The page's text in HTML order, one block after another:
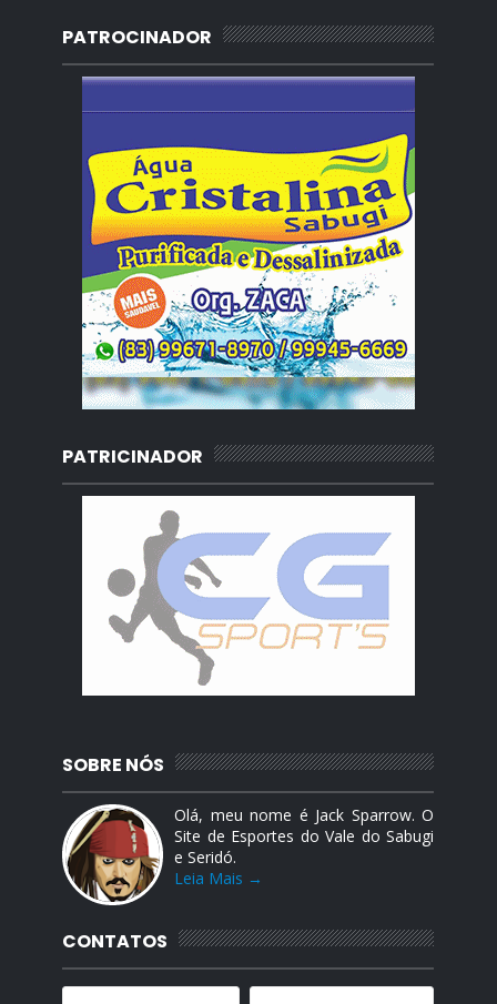
PATROCINADOR
PATRICINADOR
SOBRE NÓS
Olá, meu nome é Jack Sparrow. O
Site de Esportes do Vale do Sabugi
e Seridó.
Leia Mais →
CONTATOS